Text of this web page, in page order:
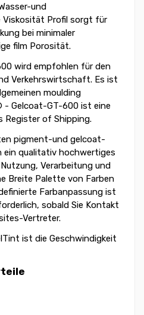
und
Viskosität Profil sorgt für
bei minimaler
film Porosität.
wird empfohlen für den
Verkehrswirtschaft. Es ist
moulding
Gelcoat-GT-600 ist eine
Register of Shipping.
pigment-und gelcoat-
ein qualitativ hochwertiges
Verarbeitung und
Breite Palette von Farben
Farbanpassung ist
sobald Sie Kontakt
Vertreter.
ist die Geschwindigkeit